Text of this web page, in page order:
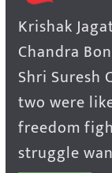
Krishak
Chandra
Shri Suresh
two were
freedom
struggle